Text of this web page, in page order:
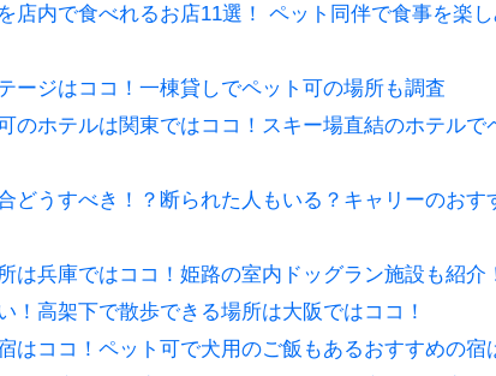
店内で食べれるお店11選！ ペット同伴で食事を楽
ージはココ！一棟貸しでペット可の場所も調査
のホテルは関東ではココ！スキー場直結のホテルで
どうすべき！？断られた人もいる？キャリーのおす
は兵庫ではココ！姫路の室内ドッグラン施設も紹介
！高架下で散歩できる場所は大阪ではココ！
はココ！ペット可で犬用のご飯もあるおすすめの宿